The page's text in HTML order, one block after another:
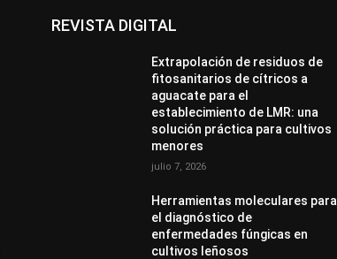
REVISTA DIGITAL
Extrapolación de residuos de
fitosanitarios de cítricos a
aguacate para el
establecimiento de LMR: una
solución práctica para cultivos
menores
julio 7, 2026
Herramientas moleculares para
el diagnóstico de
enfermedades fúngicas en
cultivos leñosos